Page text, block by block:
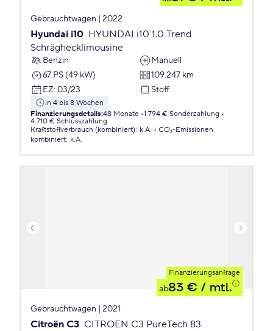
Gebrauchtwagen | 2022
Hyundai i10 HYUNDAI i10 1.0 Trend
Schräghecklimousine
Benzin
Manuell
67 PS (49 kW)
109.247 km
EZ: 03/23 Stoff
in 4 bis 8 Wochen
Finanzierungsdetails:48 Monate 1.794 € Sonderzahlung
4.710 € Schlusszahlung
Kraftstoffverbrauch (kombiniert): k.A.
CO₂-Emissionen
kombiniert: k.A.
Finanzierungsanfrage
ab83 € / mtl.
Gebrauchtwagen | 2021
Citroën C3 CITROEN C3 PureTech 83